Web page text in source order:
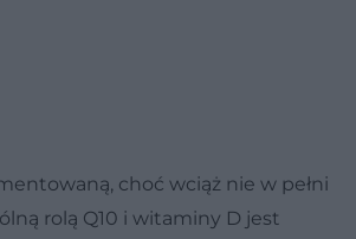
choć wciąż nie w pełni
rolą Q10 i witaminy D jest